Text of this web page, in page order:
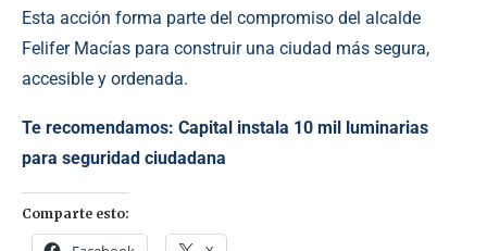
Esta acción forma parte del compromiso del alcalde
Felifer Macías para construir una ciudad más segura,
accesible y ordenada.
Te recomendamos: Capital instala 10 mil luminarias
para seguridad ciudadana
Comparte esto: